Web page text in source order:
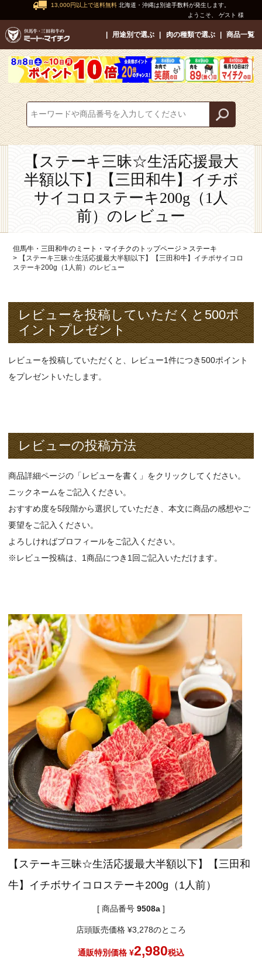
13,000円以上で送料無料 北海道・沖縄は別途手数料が発生します。
ようこそ、 ゲスト 様
用途別で選ぶ 肉の種類で選ぶ 商品一覧
【ステーキ三昧☆生活応援最大
半額以下】【三田和牛】イチボ
サイコロステーキ200g（1人
前）のレビュー
但馬牛・三田和牛のミート・マイチクのトップページ
ステーキ
【ステーキ三昧☆生活応援最大半額以下】【三田和牛】イチボサイコロ
ステーキ200g（1人前）のレビュー
レビューを投稿していただくと500ポ
イントプレゼント
レビューを投稿していただくと、レビュー1件につき500ポイント
をプレゼントいたします。
レビューの投稿方法
商品詳細ページの「レビューを書く」をクリックしてください。
ニックネームをご記入ください。
おすすめ度を5段階から選択していただき、本文に商品の感想やご
要望をご記入ください。
よろしければプロフィールをご記入ください。
※レビュー投稿は、1商品につき1回ご記入いただけます。
【ステーキ三昧☆生活応援最大半額以下】【三田和
牛】イチボサイコロステーキ200g（1人前）
商品番号 9508a
店頭販売価格 ¥3,278のところ
通販特別価格 ¥2,980税込